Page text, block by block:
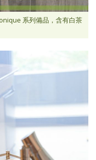
系列備品，含有白茶